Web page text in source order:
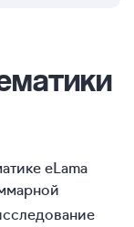
eLama